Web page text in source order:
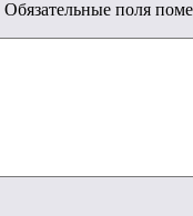
Обязательные поля